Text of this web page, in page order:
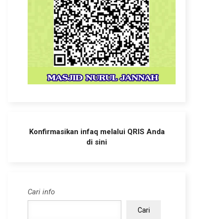
Konfirmasikan infaq melalui QRIS Anda
di sini
Cari info
Cari